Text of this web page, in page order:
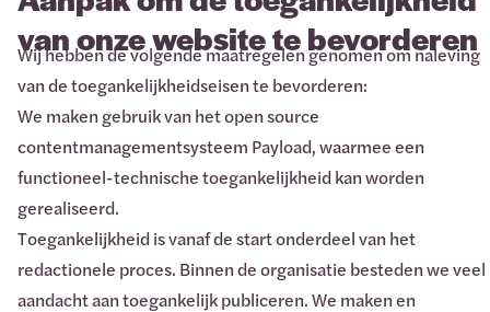
van onze website te bevorderen
Wij hebben de volgende maatregelen genomen om naleving
van de toegankelijkheidseisen te bevorderen:
We maken gebruik van het open source
contentmanagementsysteem Payload, waarmee een
functioneel-technische toegankelijkheid kan worden
gerealiseerd.
Toegankelijkheid is vanaf de start onderdeel van het
redactionele proces. Binnen de organisatie besteden we veel
aandacht aan toegankelijk publiceren. We maken en